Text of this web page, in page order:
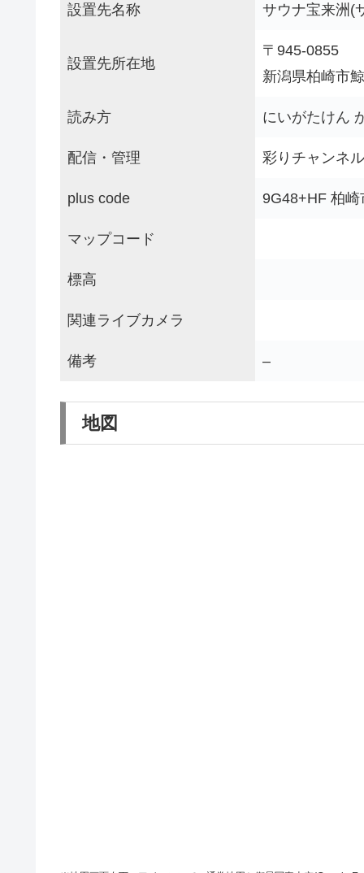
設置先名称 サウナ宝来洲(
設置先所在地
〒945-0855
新潟県柏崎市
読み方 にいがたけん
配信・管理 彩りチャンネ
plus code 9G48+HF 柏
マップコード
標高
関連ライブカメラ
備考 –
地図